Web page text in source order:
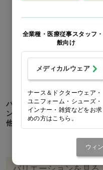
バスタブクレンジング 銀イオ
ンプラス[LION] 4L ノズル付…
他
全業種・医療従事スタッフ
般向け
メディカルウェア
ナース＆ドクターウェア・
ユニフォーム・シューズ・
インナー・雑貨などをお求
めの方はこちら。
ウィ